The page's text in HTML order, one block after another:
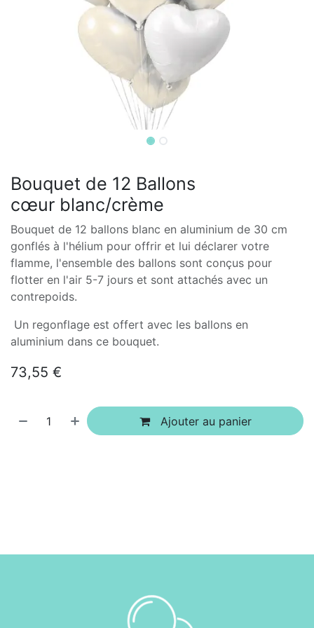
Bouquet de 12 Ballons
cœur blanc/crème
Bouquet de 12 ballons blanc en aluminium de 30 cm
gonflés à l'hélium pour offrir et lui déclarer votre
flamme, l'ensemble des ballons sont conçus pour
flotter en l'air 5-7 jours et sont attachés avec un
contrepoids.
Un regonflage est offert avec les ballons en
aluminium dans ce bouquet.
73,55 €
Ajouter au panier